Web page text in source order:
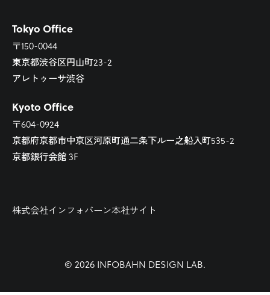
Tokyo Office
〒150-0044
東京都渋谷区円山町23-2
アレトゥーサ渋谷
Kyoto Office
〒604-0924
京都府京都市中京区河原町通二条下ルー之船入町535-2
京都銀行会館 3F
株式会社インフォバーン本社サイト
© 2026 INFOBAHN DESIGN LAB.